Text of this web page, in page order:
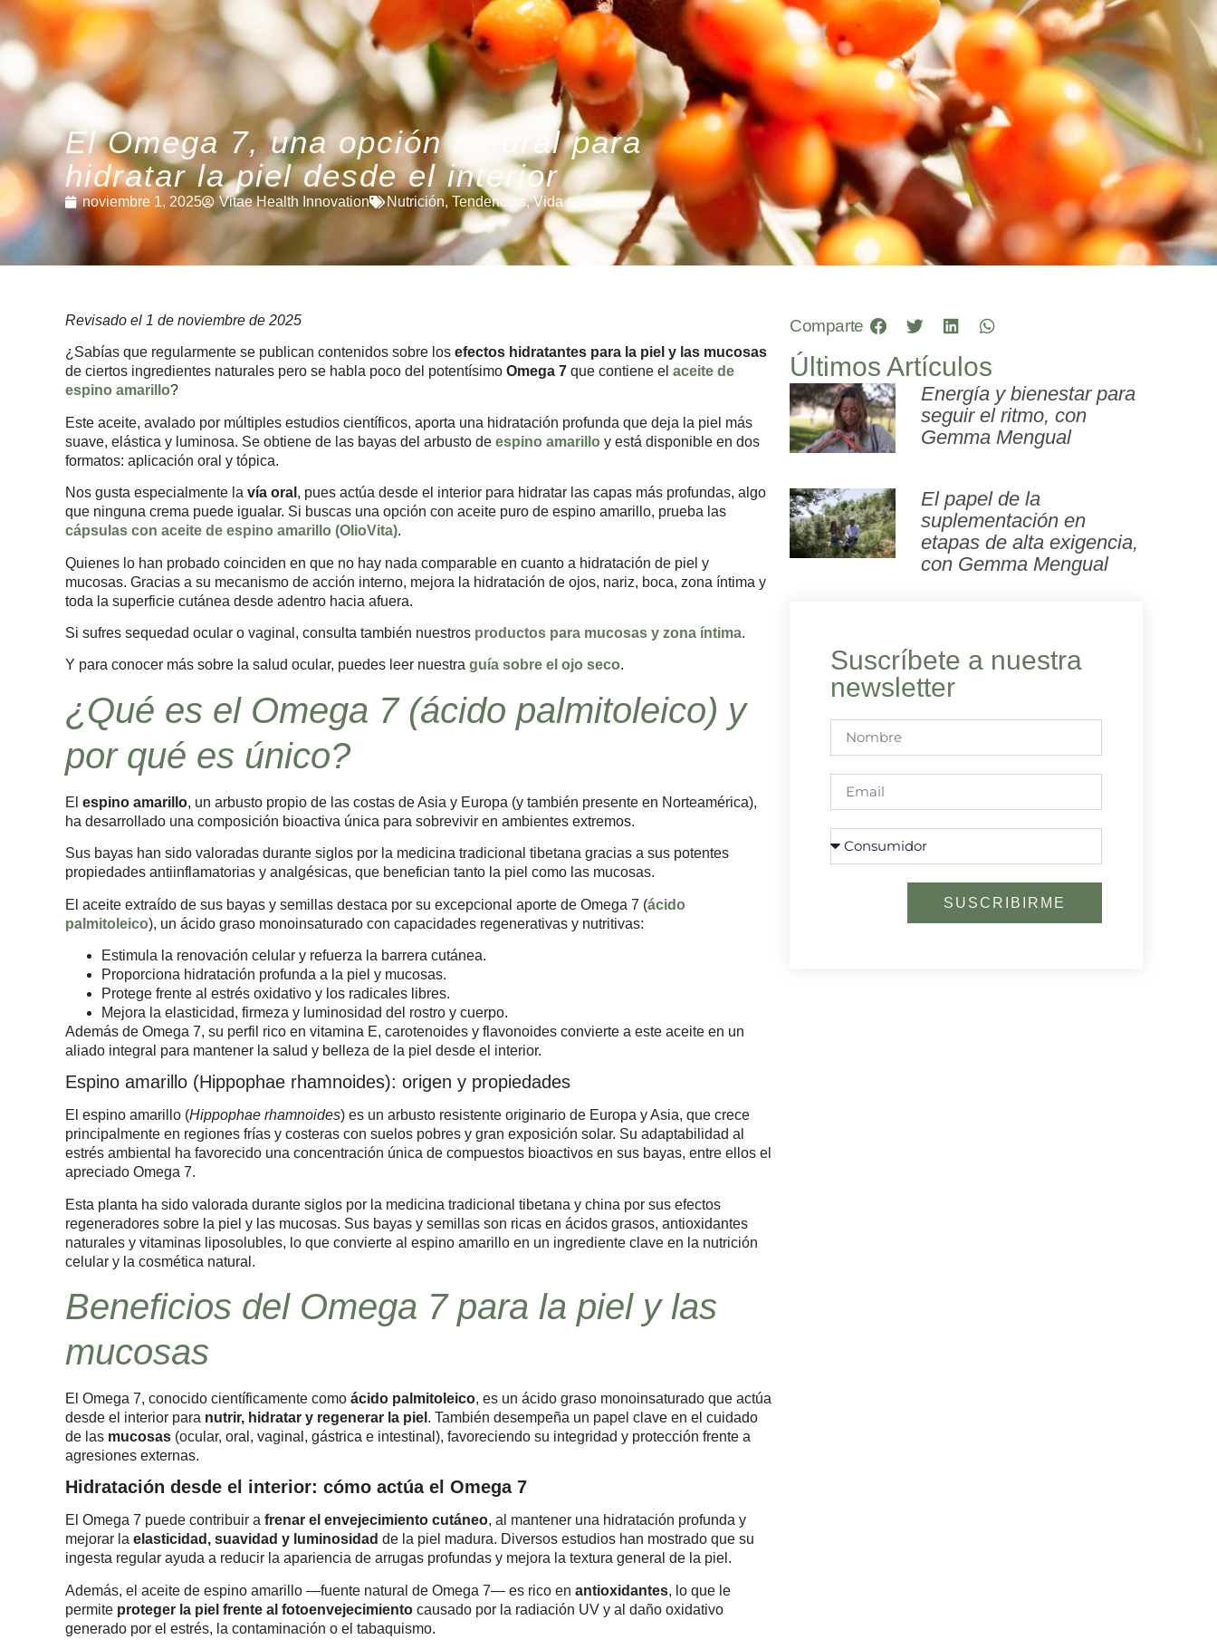
El Omega 7, una opción natural para
hidratar la piel desde el interior
noviembre 1, 2025 Vitae Health Innovation Nutrición, Tendencias,Vida sana
Revisado el 1 de noviembre de 2025
¿Sabías que regularmente se publican contenidos sobre los efectos hidratantes para la piel y las mucosas
de ciertos ingredientes naturales pero se habla poco del potentísimo Omega 7 que contiene el aceite de
espino amarillo?
Este aceite, avalado por múltiples estudios científicos, aporta una hidratación profunda que deja la piel más
suave, elástica y luminosa. Se obtiene de las bayas del arbusto de espino amarillo y está disponible en dos
formatos: aplicación oral y tópica.
Nos gusta especialmente la vía oral , pues actúa desde el interior para hidratar las capas más profundas, algo
que ninguna crema puede igualar. Si buscas una opción con aceite puro de espino amarillo, prueba las
cápsulas con aceite de espino amarillo (OlioVita).
Quienes lo han probado coinciden en que no hay nada comparable en cuanto a hidratación de piel y
mucosas. Gracias a su mecanismo de acción interno, mejora la hidratación de ojos, nariz, boca, zona íntima y
toda la superficie cutánea desde adentro hacia afuera.
Si sufres sequedad ocular o vaginal, consulta también nuestros productos para mucosas y zona íntima.
Y para conocer más sobre la salud ocular, puedes leer nuestra guía sobre el ojo seco.
¿Qué es el Omega 7 (ácido palmitoleico) y
por qué es único?
El espino amarillo, un arbusto propio de las costas de Asia y Europa (y también presente en Norteamérica),
ha desarrollado una composición bioactiva única para sobrevivir en ambientes extremos.
Sus bayas han sido valoradas durante siglos por la medicina tradicional tibetana gracias a sus potentes
propiedades antiinflamatorias y analgésicas, que benefician tanto la piel como las mucosas.
El aceite extraído de sus bayas y semillas destaca por su excepcional aporte de Omega 7 (ácido
palmitoleico), un ácido graso monoinsaturado con capacidades regenerativas y nutritivas:
Estimula la renovación celular y refuerza la barrera cutánea.
Proporciona hidratación profunda a la piel y mucosas.
Protege frente al estrés oxidativo y los radicales libres.
Mejora la elasticidad, firmeza y luminosidad del rostro y cuerpo.
Además de Omega 7, su perfil rico en vitamina E, carotenoides y flavonoides convierte a este aceite en un
aliado integral para mantener la salud y belleza de la piel desde el interior.
Espino amarillo (Hippophae rhamnoides): origen y propiedades
El espino amarillo (Hippophae rhamnoides) es un arbusto resistente originario de Europa y Asia, que crece
principalmente en regiones frías y costeras con suelos pobres y gran exposición solar. Su adaptabilidad al
estrés ambiental ha favorecido una concentración única de compuestos bioactivos en sus bayas, entre ellos el
apreciado Omega 7.
Esta planta ha sido valorada durante siglos por la medicina tradicional tibetana y china por sus efectos
regeneradores sobre la piel y las mucosas. Sus bayas y semillas son ricas en ácidos grasos, antioxidantes
naturales y vitaminas liposolubles, lo que convierte al espino amarillo en un ingrediente clave en la nutrición
celular y la cosmética natural.
Beneficios del Omega 7 para la piel y las
mucosas
El Omega 7, conocido científicamente como ácido palmitoleico, es un ácido graso monoinsaturado que actúa
desde el interior para nutrir, hidratar y regenerar la piel . También desempeña un papel clave en el cuidado
de las mucosas (ocular, oral, vaginal, gástrica e intestinal), favoreciendo su integridad y protección frente a
agresiones externas.
Hidratación desde el interior: cómo actúa el Omega 7
El Omega 7 puede contribuir a frenar el envejecimiento cutáneo, al mantener una hidratación profunda y
mejorar la elasticidad, suavidad y luminosidad de la piel madura. Diversos estudios han mostrado que su
ingesta regular ayuda a reducir la apariencia de arrugas profundas y mejora la textura general de la piel.
Además, el aceite de espino amarillo —fuente natural de Omega 7— es rico en antioxidantes, lo que le
permite proteger la piel frente al fotoenvejecimiento causado por la radiación UV y al daño oxidativo
generado por el estrés, la contaminación o el tabaquismo.
Comparte
Últimos Artículos
Energía y bienestar para
seguir el ritmo, con
Gemma Mengual
El papel de la
suplementación en
etapas de alta exigencia,
con Gemma Mengual
Suscríbete a nuestra
newsletter
SUSCRIBIRME